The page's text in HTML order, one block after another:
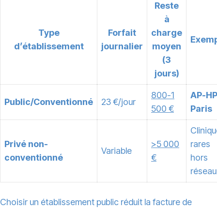
Type
d’établissement
Forfait
journalier
Reste
à
charge
moyen
(3
jours)
Public/Conventionné 23 €/jour
800-1
500 €
AP-HP
Paris
Privé non-
conventionné
Variable
>5 000
€
rares
hors
réseau
Choisir un établissement public réduit la facture de